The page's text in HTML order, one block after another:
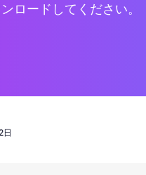
ロードしてください。
日